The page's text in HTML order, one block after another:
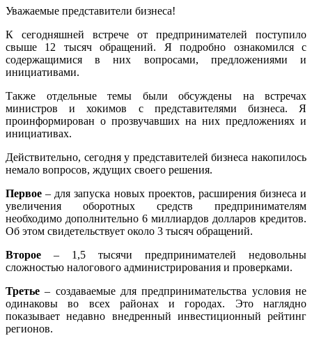
Уважаемые представители бизнеса!
К сегодняшней встрече от предпринимателей поступило
свыше 12 тысяч обращений. Я подробно ознакомился с
содержащимися в них вопросами, предложениями и
инициативами.
Также отдельные темы были обсуждены на встречах
министров и хокимов с представителями бизнеса. Я
проинформирован о прозвучавших на них предложениях и
инициативах.
Действительно, сегодня у представителей бизнеса накопилось
немало вопросов, ждущих своего решения.
Первое – для запуска новых проектов, расширения бизнеса и
увеличения оборотных средств предпринимателям
необходимо дополнительно 6 миллиардов долларов кредитов.
Об этом свидетельствует около 3 тысяч обращений.
Второе – 1,5 тысячи предпринимателей недовольны
сложностью налогового администрирования и проверками.
Третье – создаваемые для предпринимательства условия не
одинаковы во всех районах и городах. Это наглядно
показывает недавно внедренный инвестиционный рейтинг
регионов.